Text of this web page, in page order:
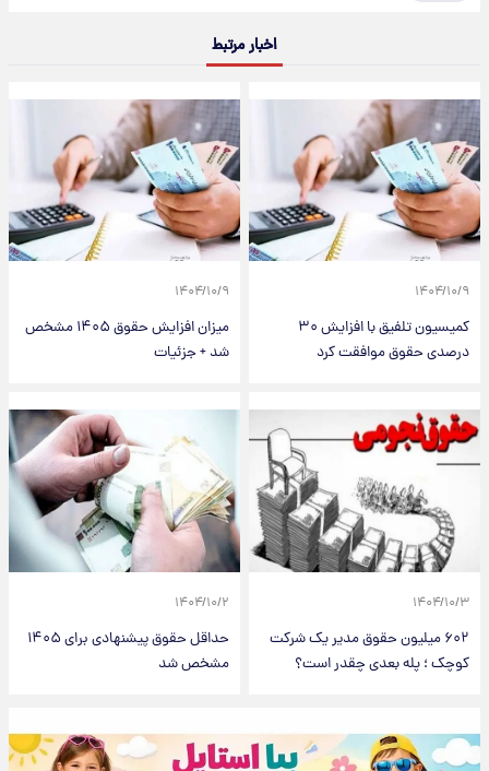
اخبار مرتبط
۱۴۰۴/۱۰/۹
کمیسیون تلفیق با افزایش ۳۰
درصدی حقوق موافقت کرد
۱۴۰۴/۱۰/۹
میزان افزایش حقوق ۱۴۰۵ مشخص
شد + جزئیات
۱۴۰۴/۱۰/۳
۶۰۲ میلیون حقوق مدیر یک شرکت
کوچک ؛ پله بعدی چقدر است؟
۱۴۰۴/۱۰/۲
حداقل حقوق پیشنهادی برای ۱۴۰۵
مشخص شد